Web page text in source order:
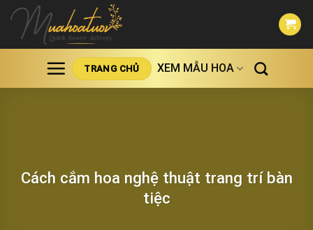
Skip
content
TRANG CHỦ XEM MẪU HOA
Cách cắm hoa nghệ thuật trang trí bàn
tiệc